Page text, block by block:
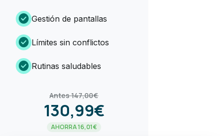
check_circle Gestión de pantallas
check_circle Límites sin conflictos
check_circle Rutinas saludables
Antes 147,00€
130,99€
AHORRA 16,01€